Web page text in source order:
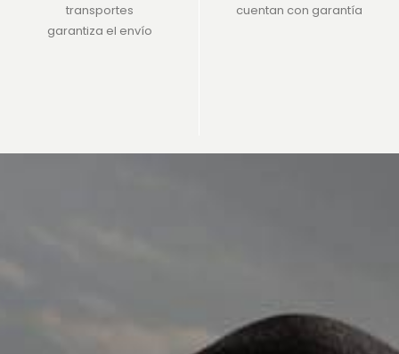
transportes
garantiza el envío
cuentan con garantía